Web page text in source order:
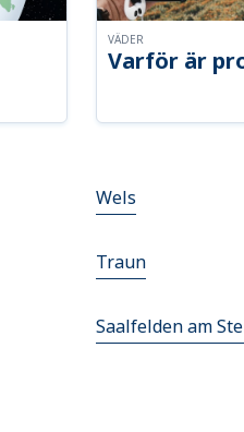
Varför är
VÄDER
Wels
Traun